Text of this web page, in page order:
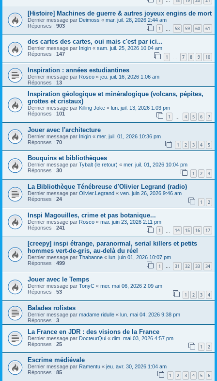
[Histoire] Machines de guerre & autres joyeux engins de mort
Dernier message par Deimoss « mar. juil. 28, 2026 2:44 am
Réponses : 903 1 58 59 60 61
des cartes des cartes, oui mais c'est par ici...
Dernier message par Inigin « sam. juil. 25, 2026 10:04 am
Réponses : 147 1 7 8 9 10
Inspiration : années estudiantines
Dernier message par Rosco « jeu. juil. 16, 2026 1:06 am
Réponses : 13
Inspiration géologique et minéralogique (volcans, pépites,
grottes et cristaux)
Dernier message par Killing Joke « lun. juil. 13, 2026 1:03 pm
Réponses : 101 1 … 4 5 6 7
Jouer avec l'architecture
Dernier message par Inigin « mer. juil. 01, 2026 10:36 pm
Réponses : 70 1 2 3 4 5
Bouquins et bibliothèques
Dernier message par Tybalt (le retour) « mer. juil. 01, 2026 10:04 pm
Réponses : 30 1 2 3
La Bibliothèque Ténébreuse d'Olivier Legrand (radio)
Dernier message par Olivier.Legrand « ven. juin 26, 2026 9:46 am
Réponses : 24 1 2
Inspi Magouilles, crime et pas botanique...
Dernier message par Rosco « mar. juin 23, 2026 2:11 pm
Réponses : 241 1 14 15 16 17
[creepy] inspi étrange, paranormal, serial killers et petits
hommes vert-de-gris, au-delà du réel
Dernier message par Thabanne « lun. juin 01, 2026 10:07 pm
Réponses : 499 1 … 31 32 33 34
Jouer avec le Temps
Dernier message par TonyC « mer. mai 06, 2026 2:09 am
Réponses : 53 1 2 3 4
Balades rolistes
Dernier message par madame ridulle « lun. mai 04, 2026 9:38 pm
Réponses : 3
La France en JDR : des visions de la France
Dernier message par DocteurQui « dim. mai 03, 2026 4:57 pm
Réponses : 25 1 2
Escrime médiévale
Dernier message par Ramentu « jeu. avr. 30, 2026 1:04 am
Réponses : 85 1 2 3 4 5 6